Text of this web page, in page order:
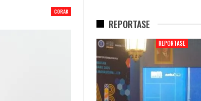
CORAK
REPORTASE
REPORTASE